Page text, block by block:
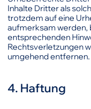
Inhalte Dritter als
trotzdem auf eine
aufmerksam werden,
entsprechenden
Rechtsverletzungen
umgehend entfernen.
4. Haftung